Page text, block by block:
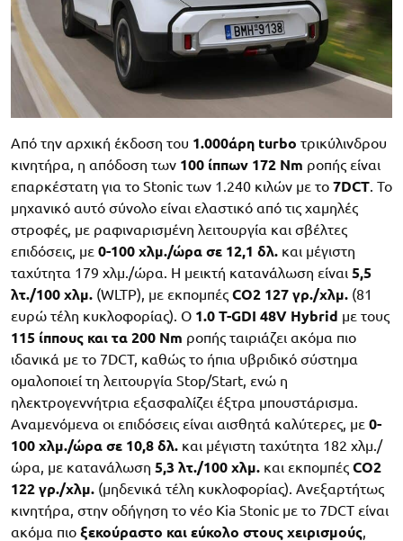
Από την αρχική έκδοση του 1.000άρη turbo τρικύλινδρου
κινητήρα, η απόδοση των 100 ίππων 172 Nm ροπής είναι
επαρκέστατη για το Stonic των 1.240 κιλών με το 7DCT. Το
μηχανικό αυτό σύνολο είναι ελαστικό από τις χαμηλές
στροφές, με ραφιναρισμένη λειτουργία και σβέλτες
επιδόσεις, με 0-100 χλμ./ώρα σε 12,1 δλ. και μέγιστη
ταχύτητα 179 χλμ./ώρα. Η μεικτή κατανάλωση είναι 5,5
λτ./100 χλμ. (WLTP), με εκπομπές CO2 127 γρ./χλμ. (81
ευρώ τέλη κυκλοφορίας). Ο 1.0 T-GDI 48V Hybrid με τους
115 ίππους και τα 200 Nm ροπής ταιριάζει ακόμα πιο
ιδανικά με το 7DCT, καθώς το ήπια υβριδικό σύστημα
ομαλοποιεί τη λειτουργία Stop/Start, ενώ η
ηλεκτρογεννήτρια εξασφαλίζει έξτρα μπουστάρισμα.
Αναμενόμενα οι επιδόσεις είναι αισθητά καλύτερες, με 0-
100 χλμ./ώρα σε 10,8 δλ. και μέγιστη ταχύτητα 182 χλμ./
ώρα, με κατανάλωση 5,3 λτ./100 χλμ. και εκπομπές CO2
122 γρ./χλμ. (μηδενικά τέλη κυκλοφορίας). Ανεξαρτήτως
κινητήρα, στην οδήγηση το νέο Kia Stonic με το 7DCT είναι
ακόμα πιο ξεκούραστο και εύκολο στους χειρισμούς,